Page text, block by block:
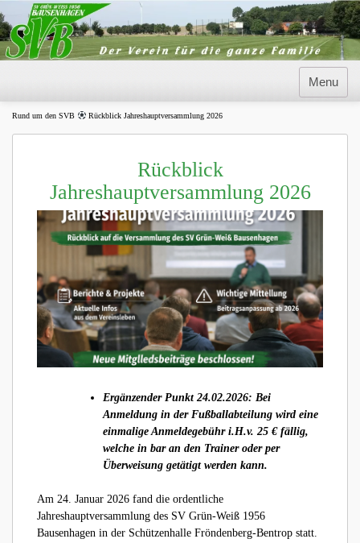
to
content
Menu
Rund um den SVB Rückblick Jahreshauptversammlung 2026
Rückblick
Jahreshauptversammlung 2026
Ergänzender Punkt 24.02.2026: Bei
Anmeldung in der Fußballabteilung wird eine
einmalige Anmeldegebühr i.H.v. 25 € fällig,
welche in bar an den Trainer oder per
Überweisung getätigt werden kann.
Am 24. Januar 2026 fand die ordentliche
Jahreshauptversammlung des SV Grün-Weiß 1956
Bausenhagen in der Schützenhalle Fröndenberg-Bentrop statt.